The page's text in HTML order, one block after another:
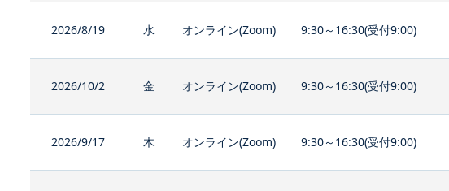
2026/8/19 水 オンライン(Zoom) 9:30～16:30(受付9:00)
2026/10/2 金 オンライン(Zoom) 9:30～16:30(受付9:00)
2026/9/17 木 オンライン(Zoom) 9:30～16:30(受付9:00)